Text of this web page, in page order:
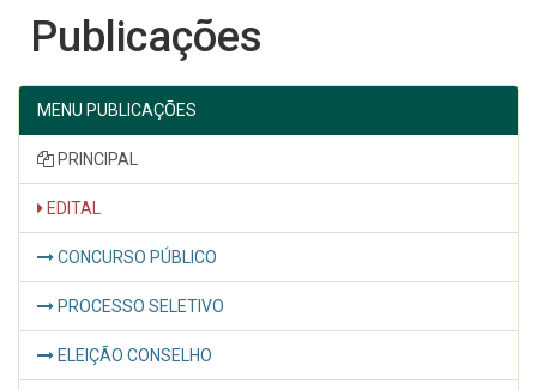
Publicações
MENU PUBLICAÇÕES
PRINCIPAL
EDITAL
CONCURSO PÚBLICO
PROCESSO SELETIVO
ELEIÇÃO CONSELHO